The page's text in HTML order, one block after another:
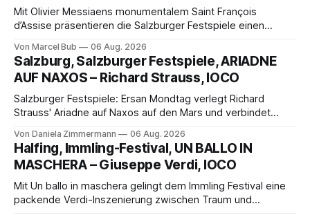
Mit Olivier Messiaens monumentalem Saint François
d’Assise präsentieren die Salzburger Festspiele einen
eine bildgewaltige Inszenierung, Maxime Pascal entfaltet
die komplexe Partitur eindrucksvoll, Philippe Sly berührt als
Franziskus.
Von Marcel Bub 06 Aug. 2026
Salzburg, Salzburger Festspiele, ARIADNE
AUF NAXOS – Richard Strauss, IOCO
Salzburger Festspiele: Ersan Mondtag verlegt Richard
Strauss' Ariadne auf Naxos auf den Mars und verbindet
Aufführung mit starken Solisten und den Wiener
Philharmonikern, szenisch bleibt der zweite Akt jedoch
hinter den Erwartungen zurück.
Von Daniela Zimmermann 06 Aug. 2026
Halfing, Immling-Festival, UN BALLO IN
MASCHERA – Giuseppe Verdi, IOCO
Mit Un ballo in maschera gelingt dem Immling Festival eine
packende Verdi-Inszenierung zwischen Traum und